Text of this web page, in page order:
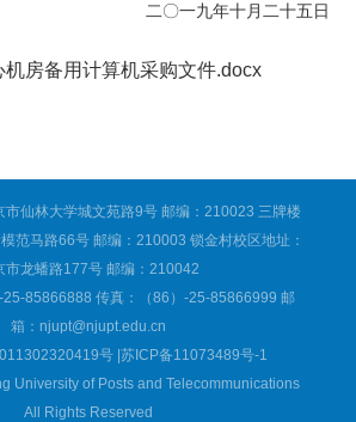
二〇一九年十月二十五日
机房备用计算机采购文件.docx
市仙林大学城文苑路9号 邮编：210023 三牌楼
范马路66号 邮编：210003 锁金村校区地址：
市龙蟠路177号 邮编：210042
25-85866888 传真：（86）-25-85866999 邮
箱：njupt@njupt.edu.cn
号 |苏ICP备11073489号-1
University of Posts and Telecommunications
All Rights Reserved